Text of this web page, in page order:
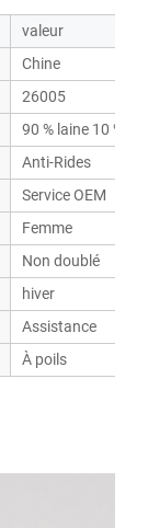
valeur
Chine
26005
90 % laine 10 %
Anti-Rides
Service OEM
Femme
Non doublé
hiver
Assistance
À poils